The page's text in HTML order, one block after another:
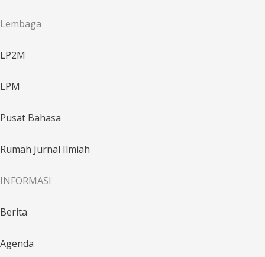
Lembaga
LP2M
LPM
Pusat Bahasa
Rumah Jurnal Ilmiah
INFORMASI
Berita
Agenda